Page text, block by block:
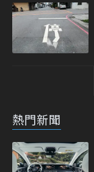
熱門新聞